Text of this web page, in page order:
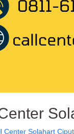
Center Solahart